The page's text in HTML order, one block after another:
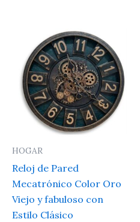
HOGAR
Reloj de Pared
Mecatrónico Color Oro
Viejo y fabuloso con
Estilo Clásico